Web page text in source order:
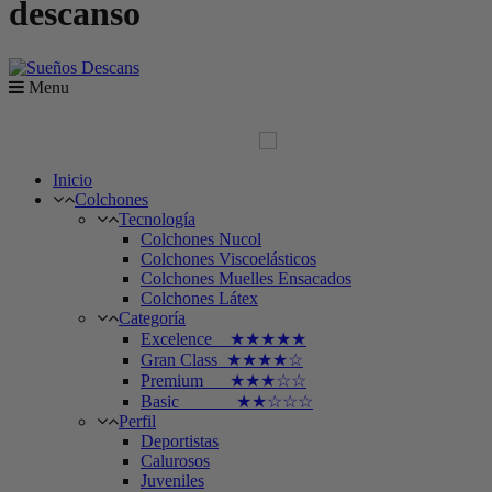
descanso
Menu
Inicio
Colchones
Tecnología
Colchones Nucol
Colchones Viscoelásticos
Colchones Muelles Ensacados
Colchones Látex
Categoría
Excelence ★★★★★
Gran Class ★★★★☆
Premium ★★★☆☆
Basic ★★☆☆☆
Perfil
Deportistas
Calurosos
Juveniles